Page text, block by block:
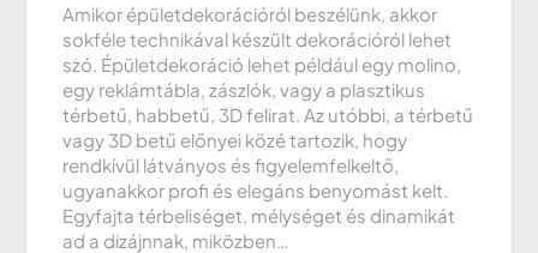
Amikor épületdekorációról beszélünk, akkor
sokféle technikával készült dekorációról lehet
szó. Épületdekoráció lehet például egy molino,
egy reklámtábla, zászlók, vagy a plasztikus
térbetű, habbetű, 3D felirat. Az utóbbi, a térbetű
vagy 3D betű előnyei közé tartozik, hogy
rendkívül látványos és figyelemfelkeltő,
ugyanakkor profi és elegáns benyomást kelt.
Egyfajta térbeliséget, mélységet és dinamikát
ad a dizájnnak, miközben…